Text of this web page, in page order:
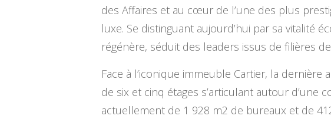
des Affaires et au cœur de l’une des plus
luxe. Se distinguant aujourd’hui par sa vitalité
régénère, séduit des leaders issus de filières
Face à l’iconique immeuble Cartier, la
de six et cinq étages s’articulant autour d’une
actuellement de 1 928 m2 de bureaux et de